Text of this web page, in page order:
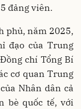
đảng viên.
phủ, năm 2025,
đạo của Trung
chí Tổng Bí
cơ quan Trung
Nhân dân cả
bè quốc tế, với